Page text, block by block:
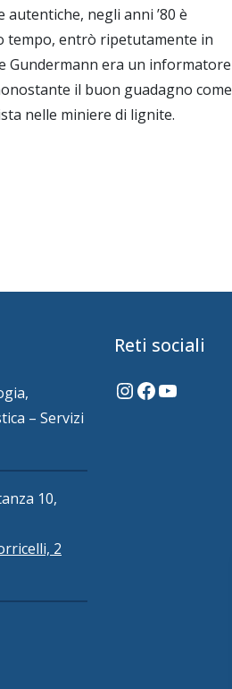
negli anni ’80 è
tempo, entrò ripetutamente in
Gundermann era un informatore
il buon guadagno come
nelle miniere di lignite.
– Servizi
10,
2
Reti sociali
Instagram
Facebook
YouTube